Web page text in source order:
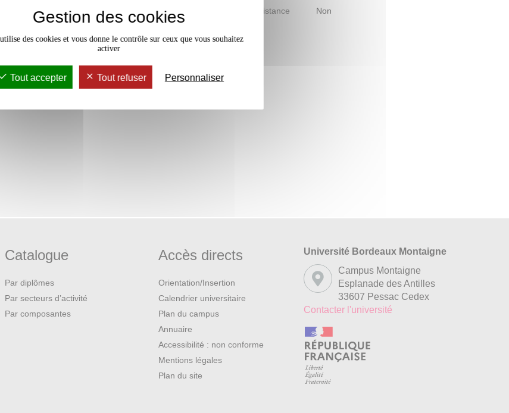
de textes ancrés
avec un
écho aux
deux thèmes
Accessible à distance Non
Catalogue
Par diplômes
Par secteurs d’activité
Par composantes
Accès directs
Orientation/Insertion
Calendrier universitaire
Plan du campus
Annuaire
Accessibilité : non conforme
Mentions légales
Plan du site
Université Bordeaux Montaigne
Campus Montaigne
Esplanade des Antilles
33607 Pessac Cedex
Contacter l'université
Gestion des cookies
des cookies et vous donne le contrôle sur ceux que vous souhaitez
activer
Tout accepter Tout refuser Personnaliser